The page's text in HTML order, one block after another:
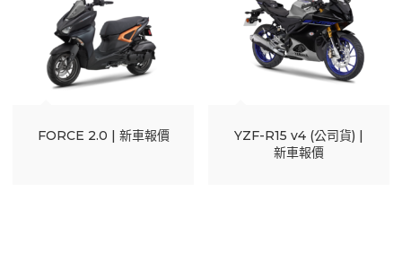
FORCE 2.0 | 新車報價
YZF-R15 v4 (公司貨) |
新車報價